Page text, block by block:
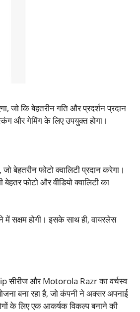
जो कि बेहतरीन गति और प्रदर्शन प्रदान
और गेमिंग के लिए उपयुक्त होगा।
बेहतरीन फोटो क्वालिटी प्रदान करेगा।
फोटो और वीडियो क्वालिटी का
सक्षम होगी। इसके साथ ही, वायरलेस
सीरीज और Motorola Razr का वर्चस्व
बना रहा है, जो कंपनी ने अक्सर अपनाई
के लिए एक आकर्षक विकल्प बनाने की